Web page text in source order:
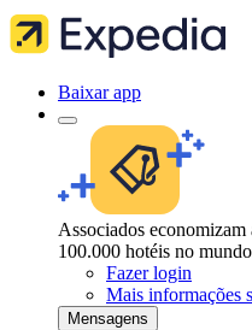
Baixar app
Associados
100.000 hotéis no
Fazer login
Mais informações
Mensagens